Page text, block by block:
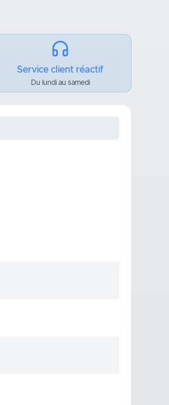
Service client réactif
Du lundi au samedi